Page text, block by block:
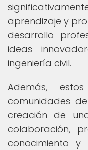
aprendizaje y
desarrollo
ideas
ingeniería civil.
Además,
comunidades
creación de
colaboración,
conocimiento